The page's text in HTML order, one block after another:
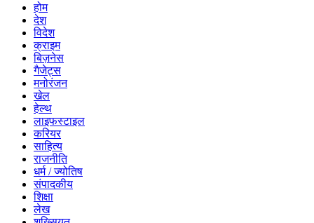
होम
देश
विदेश
क्राइम
बिज़नेस
गैजेट्स
मनोरंजन
खेल
हेल्थ
लाइफस्टाइल
करियर
साहित्य
राजनीति
धर्म / ज्योतिष
संपादकीय
शिक्षा
लेख